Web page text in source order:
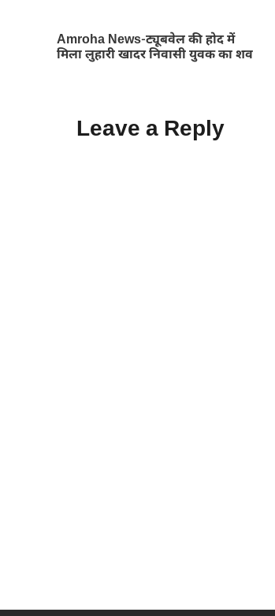
Amroha News-ट्यूबवेल की होद में
मिला लुहारी खादर निवासी युवक का शव
Leave a Reply